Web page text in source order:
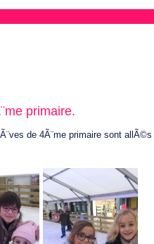
primaire.
de 4Ã¨me primaire sont allÃ©s